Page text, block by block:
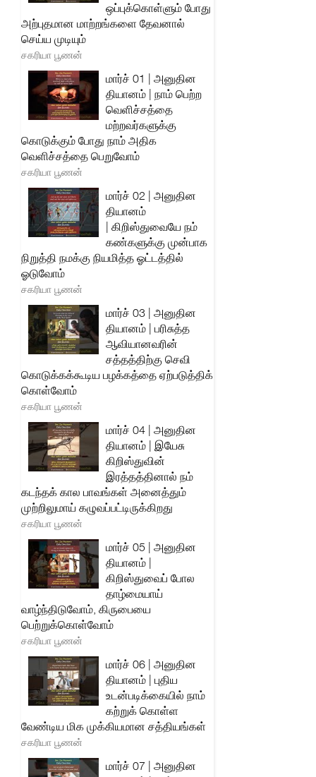
ஒப்புக்கொள்ளும் போது
அற்புதமான மாற்றங்களை தேவனால்
செய்ய முடியும்
சகரியா பூணன்
மார்ச் 01 | அனுதின
தியானம் | நாம் பெற்ற
வெளிச்சத்தை
மற்றவர்களுக்கு
கொடுக்கும் போது நாம் அதிக
வெளிச்சத்தை பெறுவோம்
சகரியா பூணன்
மார்ச் 02 | அனுதின
தியானம்
| கிறிஸ்துவையே நம்
கண்களுக்கு முன்பாக
நிறுத்தி நமக்கு நியமித்த ஓட்டத்தில்
ஓடுவோம்
சகரியா பூணன்
மார்ச் 03 | அனுதின
தியானம் | பரிசுத்த
ஆவியானவரின்
சத்தத்திற்கு செவி
கொடுக்கக்கூடிய பழக்கத்தை ஏற்படுத்திக்
கொள்வோம்
சகரியா பூணன்
மார்ச் 04 | அனுதின
தியானம் | இயேசு
கிறிஸ்துவின்
இரத்தத்தினால் நம்
கடந்தக் கால பாவங்கள் அனைத்தும்
முற்றிலுமாய் கழுவப்பட்டிருக்கிறது
சகரியா பூணன்
மார்ச் 05 | அனுதின
தியானம் |
கிறிஸ்துவைப் போல
தாழ்மையாய்
வாழ்ந்திடுவோம், கிருபையை
பெற்றுக்கொள்வோம்
சகரியா பூணன்
மார்ச் 06 | அனுதின
தியானம் | புதிய
உடன்படிக்கையில் நாம்
கற்றுக் கொள்ள
வேண்டிய மிக முக்கியமான சத்தியங்கள்
சகரியா பூணன்
மார்ச் 07 | அனுதின